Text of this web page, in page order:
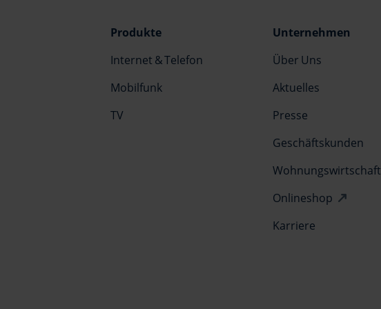
Produkte
Internet & Telefon
Mobilfunk
TV
Unternehmen
Über Uns
Aktuelles
Presse
Geschäftskunden
Wohnungswirtschaft
Onlineshop
Karriere